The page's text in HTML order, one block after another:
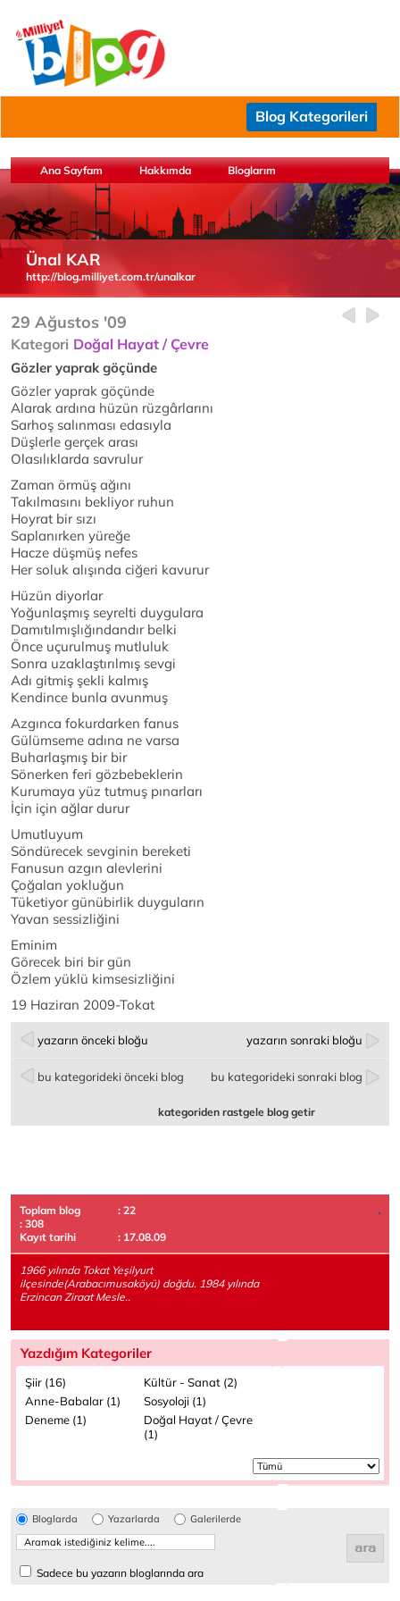
Blog Kategorileri
Ana Sayfam Hakkımda Bloglarım
Ünal KAR
http://blog.milliyet.com.tr/unalkar
29 Ağustos '09
Kategori Doğal Hayat / Çevre
Gözler yaprak göçünde
Gözler yaprak göçünde
Alarak ardına hüzün rüzgârlarını
Sarhoş salınması edasıyla
Düşlerle gerçek arası
Olasılıklarda savrulur
Zaman örmüş ağını
Takılmasını bekliyor ruhun
Hoyrat bir sızı
Saplanırken yüreğe
Hacze düşmüş nefes
Her soluk alışında ciğeri kavurur
Hüzün diyorlar
Yoğunlaşmış seyrelti duygulara
Damıtılmışlığındandır belki
Önce uçurulmuş mutluluk
Sonra uzaklaştırılmış sevgi
Adı gitmiş şekli kalmış
Kendince bunla avunmuş
Azgınca fokurdarken fanus
Gülümseme adına ne varsa
Buharlaşmış bir bir
Sönerken feri gözbebeklerin
Kurumaya yüz tutmuş pınarları
İçin için ağlar durur
Umutluyum
Söndürecek sevginin bereketi
Fanusun azgın alevlerini
Çoğalan yokluğun
Tüketiyor günübirlik duyguların
Yavan sessizliğini
Eminim
Görecek biri bir gün
Özlem yüklü kimsesizliğini
19 Haziran 2009-Tokat
yazarın önceki bloğu yazarın sonraki bloğu
bu kategorideki önceki blog bu kategorideki sonraki blog
kategoriden rastgele blog getir
Toplam blog
: 22
: 308
Kayıt tarihi
: 17.08.09
1966 yılında Tokat Yeşilyurt
ilçesinde(Arabacımusaköyü) doğdu. 1984 yılında
Erzincan Ziraat Mesle..
Yazdığım Kategoriler
Şiir (16)
Kültür - Sanat (2)
Anne-Babalar (1)
Sosyoloji (1)
Deneme (1)
Doğal Hayat / Çevre
(1)
Bloglarda Yazarlarda Galerilerde
Sadece bu yazarın bloglarında ara